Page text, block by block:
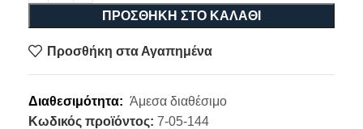
ΠΡΟΣΘΉΚΗ ΣΤΟ ΚΑΛΆΘΙ
Προσθήκη στα Αγαπημένα
Διαθεσιμότητα: Άμεσα διαθέσιμο
Κωδικός προϊόντος: 7-05-144